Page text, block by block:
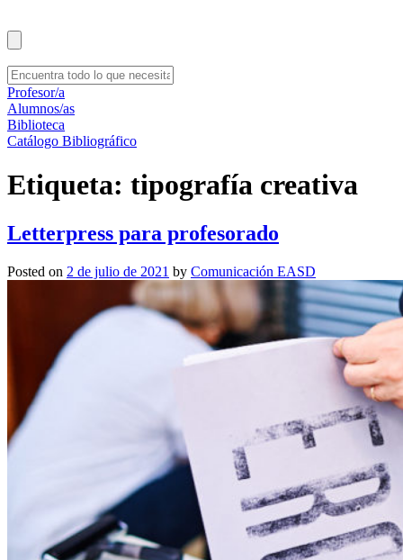
Profesor/a
Alumnos/as
Biblioteca
Catálogo Bibliográfico
Etiqueta: tipografía creativa
Letterpress para profesorado
Posted on 2 de julio de 2021 by Comunicación EASD